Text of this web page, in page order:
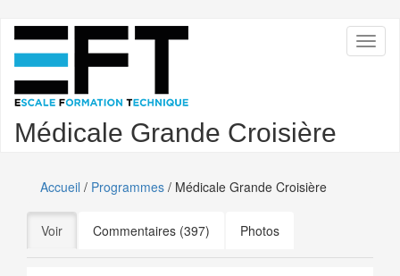
Aller
contenu
principal
Médicale Grande Croisière
Accueil / Programmes / Médicale Grande Croisière
Onglets
principaux
Voir (onglet actif)
Commentaires (397) Photos